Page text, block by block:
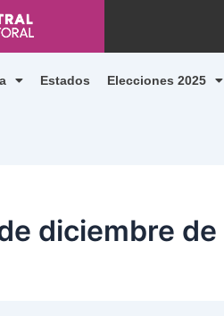
Estados Elecciones 2025
diciembre